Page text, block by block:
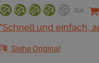
Gut
"Schnell und einfach,
Siehe Original